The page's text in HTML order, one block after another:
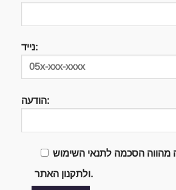
נייד:
הודעה:
מהווה הסכמה לתנאי השימוש
ולתקנון האתר.